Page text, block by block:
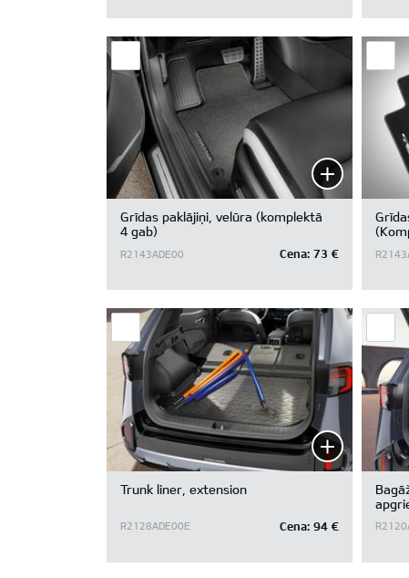
Grīdas paklājiņi, velūra (komplektā
4 gab)
R2143ADE00 Cena: 73 €
Trunk liner, extension
R2128ADE00E Cena: 94 €